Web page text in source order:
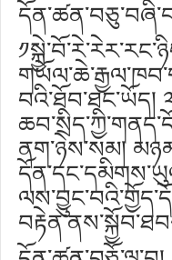
བའི་ཐོབ་ཐང་ཡོད།
ནག་ཉེས་སམ།